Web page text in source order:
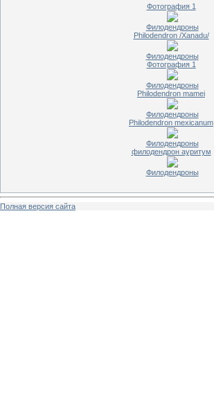
Фотография 1
Филодендроны
Philodendron /Xanadu/
Филодендроны
Фотография 1
Филодендроны
Philodendron mamei
Филодендроны
Philodendron mexicanum
Филодендроны
филодендрон ауритум
Филодендроны
Полная версия сайта